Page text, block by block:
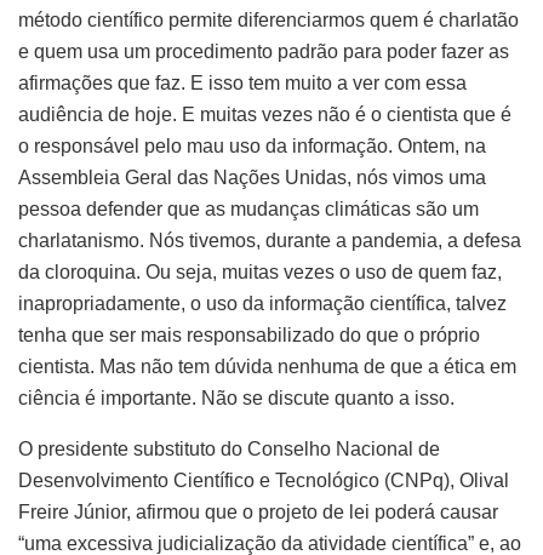
método científico permite diferenciarmos quem é charlatão
e quem usa um procedimento padrão para poder fazer as
afirmações que faz. E isso tem muito a ver com essa
audiência de hoje. E muitas vezes não é o cientista que é
o responsável pelo mau uso da informação. Ontem, na
Assembleia Geral das Nações Unidas, nós vimos uma
pessoa defender que as mudanças climáticas são um
charlatanismo. Nós tivemos, durante a pandemia, a defesa
da cloroquina. Ou seja, muitas vezes o uso de quem faz,
inapropriadamente, o uso da informação científica, talvez
tenha que ser mais responsabilizado do que o próprio
cientista. Mas não tem dúvida nenhuma de que a ética em
ciência é importante. Não se discute quanto a isso.
O presidente substituto do Conselho Nacional de
Desenvolvimento Científico e Tecnológico (CNPq), Olival
Freire Júnior, afirmou que o projeto de lei poderá causar
“uma excessiva judicialização da atividade científica” e, ao